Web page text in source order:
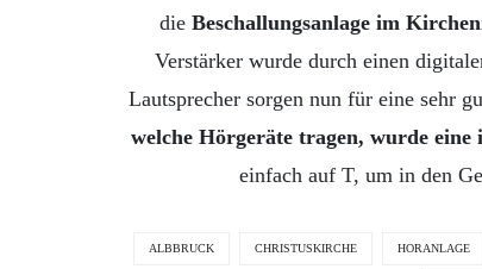
die Beschallungsanlage im
Verstärker wurde durch einen
Lautsprecher sorgen nun für eine sehr
welche Hörgeräte tragen, wurde
einfach auf T, um in den
ALBBRUCK CHRISTUSKIRCHE HORANLAGE